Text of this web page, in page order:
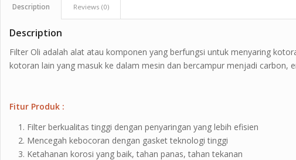
Description Reviews (0)
Description
Filter Oli adalah alat atau komponen yang berfungsi untuk menyaring
kotoran lain yang masuk ke dalam mesin dan bercampur menjadi carbon,
Fitur Produk :
Filter berkualitas tinggi dengan penyaringan yang lebih efisien
Mencegah kebocoran dengan gasket teknologi tinggi
Ketahanan korosi yang baik, tahan panas, tahan tekanan